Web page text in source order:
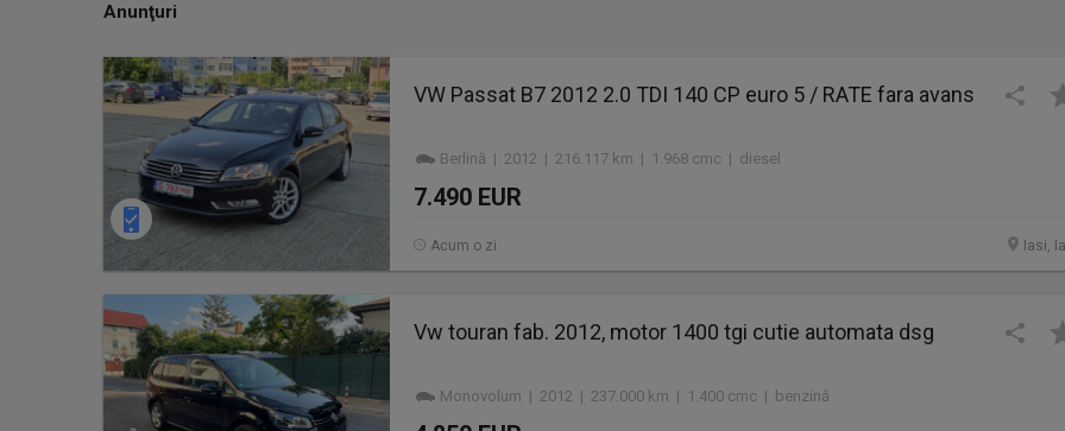
Anunţuri
VW Passat B7 2012 2.0 TDI 140 CP euro 5 / RATE fara avans
Berlină | 2012 | 216.117 km | 1.968 cmc | diesel
7.490 EUR
Iasi,
Acum o zi
Vw touran fab. 2012, motor 1400 tgi cutie automata dsg
Monovolum | 2012 | 237.000 km | 1.400 cmc | benzină